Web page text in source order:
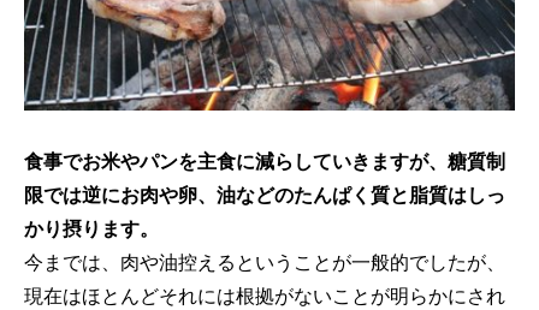
食事でお米やパンを主食に減らしていきますが、糖質制
限では逆にお肉や卵、油などのたんぱく質と脂質はしっ
かり摂ります。
今までは、肉や油控えるということが一般的でしたが、
現在はほとんどそれには根拠がないことが明らかにされ